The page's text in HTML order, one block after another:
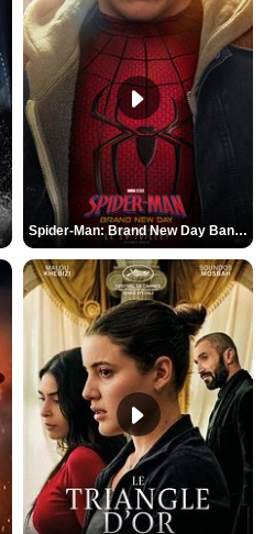
Spider-Man: Brand New Day Bande-annonce VO STFR